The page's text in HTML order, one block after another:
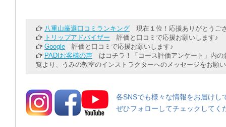
八重山厳選口コミランキング 現在１位！応援ありがとうご
トリップアドバイザー 評価と口コミで応援お願いします♪
Google 評価と口コミで応援お願いします♪
PADIお客様の声 はコチラ！「コース評価アンケート」内の
覧より、うみの教室のインストラクターへのメッセージをお願
各SNSでも様々な情報をお届けし
ぜひフォローしてチェックしてく